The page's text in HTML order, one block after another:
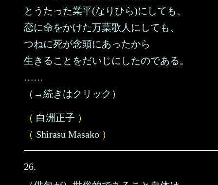
とうたった業平(なりひら)にしても、
恋に命をかけた万葉歌人にしても、
つねに死が念頭にあったから
生きることをだいじにしたのである。
……
（→続きはクリック）
（ 白洲正子 ）
（ Shirasu Masako ）
26.